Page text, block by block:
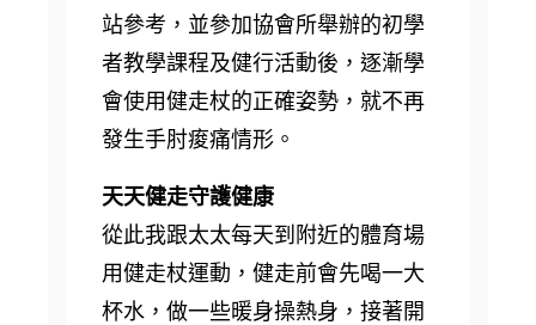
站參考，並參加協會所舉辦的初學
者教學課程及健行活動後，逐漸學
會使用健走杖的正確姿勢，就不再
發生手肘痠痛情形。
天天健走守護健康
從此我跟太太每天到附近的體育場
用健走杖運動，健走前會先喝一大
杯水，做一些暖身操熱身，接著開